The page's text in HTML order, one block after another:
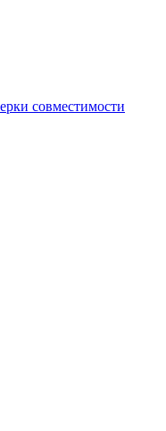
совместимости